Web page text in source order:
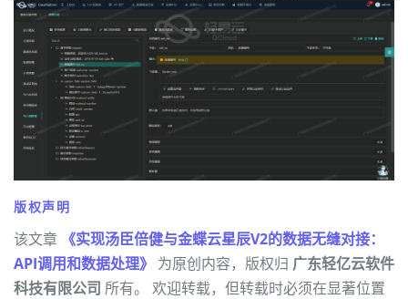
版权声明
该文章 《实现汤臣倍健与金蝶云星辰V2的数据无缝对接：
API调用和数据处理》 为原创内容，版权归 广东轻亿云软件
科技有限公司 所有。 欢迎转载，但转载时必须在显著位置